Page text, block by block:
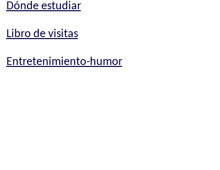
Dónde estudiar
Libro de visitas
Entretenimiento-humor